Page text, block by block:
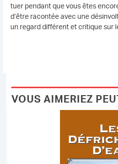
tuer pendant que vous êtes
d’être racontée avec une
un regard différent et critique sur
VOUS AIMERIEZ